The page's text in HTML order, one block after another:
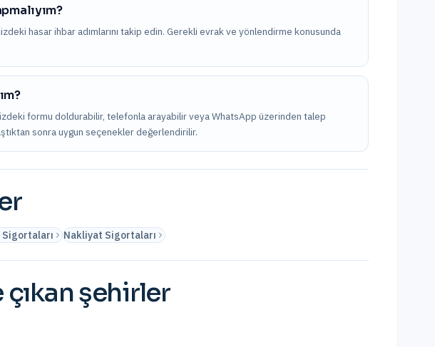
hasar ihbar adımlarını takip edin. Gerekli evrak ve yönlendirme konusunda
formu doldurabilir, telefonla arayabilir veya WhatsApp üzerinden talep
sonra uygun seçenekler değerlendirilir.
Nakliyat Sigortaları
şehirler